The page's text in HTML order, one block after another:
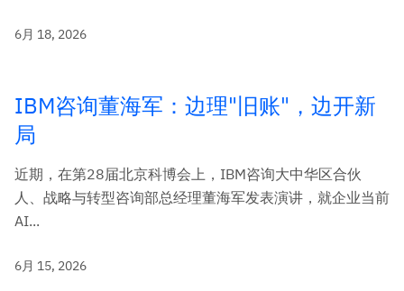
6月 18, 2026
IBM咨询董海军：边理"旧账"，边开新
局
近期，在第28届北京科博会上，IBM咨询大中华区合伙
人、战略与转型咨询部总经理董海军发表演讲，就企业当前
AI...
6月 15, 2026